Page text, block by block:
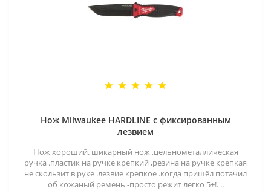
Нож Milwaukee HARDLINE с фиксированным
лезвием
Нож хороший. шикарный нож ,цельнометаллическая
ручка .пластик на ручке крепкий ,резина на ручке крепкая
не скользит в руке .лезвие крепкое .когда пришёл потачил
об кожаный ремень -просто режит легко 5+!. ..